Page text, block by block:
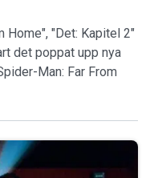
Home", "Det: Kapitel 2"
det poppat upp nya
Man: Far From